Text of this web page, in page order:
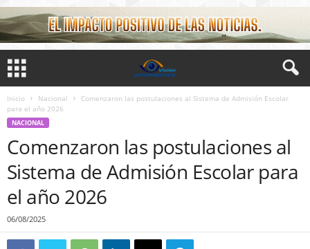
Inicio Nacional
Comenzaron las postulaciones al Sistema de Admisión Escolar
para el año 2026
NACIONAL
Comenzaron las postulaciones al
Sistema de Admisión Escolar para
el año 2026
06/08/2025